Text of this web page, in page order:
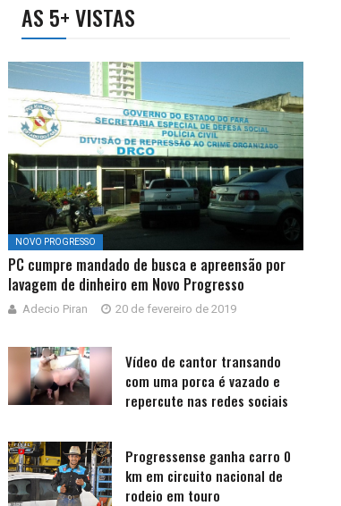
AS 5+ VISTAS
NOVO PROGRESSO
PC cumpre mandado de busca e apreensão por
lavagem de dinheiro em Novo Progresso
Adecio Piran 20 de fevereiro de 2019
Vídeo de cantor transando
com uma porca é vazado e
repercute nas redes sociais
Progressense ganha carro 0
km em circuito nacional de
rodeio em touro